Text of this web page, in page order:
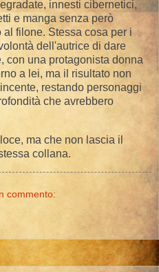
innesti cibernetici,
e manga senza però
filone. Stessa cosa per i
dell'autrice di dare
con una protagonista donna
a lei, ma il risultato non
restando personaggi
che avrebbero
ma che non lascia il
collana.
commento: